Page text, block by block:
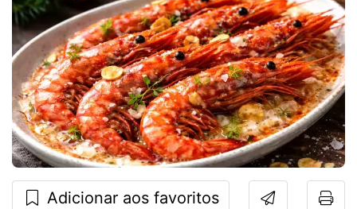
Adicionar aos favoritos